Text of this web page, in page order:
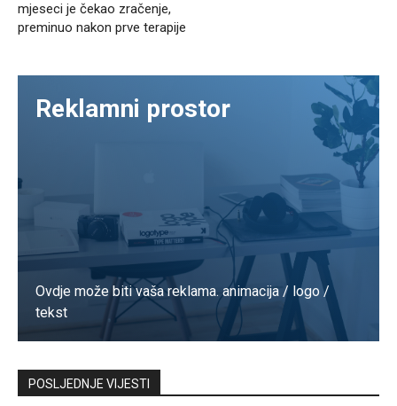
mjeseci je čekao zračenje,
preminuo nakon prve terapije
Reklamni prostor
Ovdje može biti vaša reklama. animacija / logo /
tekst
Kontaktirajte nas
POSLJEDNJE VIJESTI